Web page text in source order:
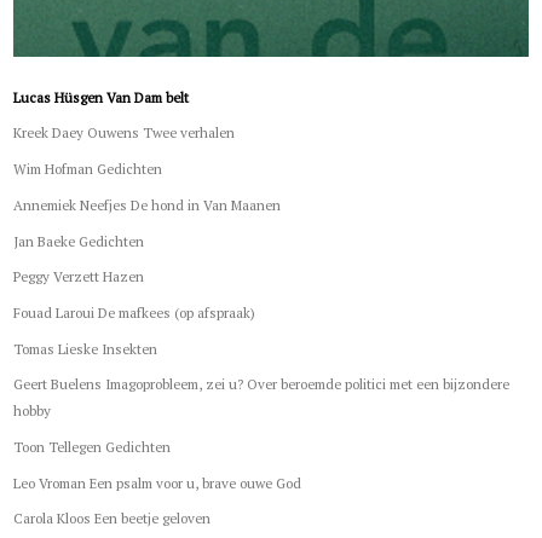
Lucas Hüsgen Van Dam belt
Kreek Daey Ouwens Twee verhalen
Wim Hofman Gedichten
Annemiek Neefjes De hond in Van Maanen
Jan Baeke Gedichten
Peggy Verzett Hazen
Fouad Laroui De mafkees (op afspraak)
Tomas Lieske Insekten
Geert Buelens Imagoprobleem, zei u? Over beroemde politici met een bijzondere
hobby
Toon Tellegen Gedichten
Leo Vroman Een psalm voor u, brave ouwe God
Carola Kloos Een beetje geloven